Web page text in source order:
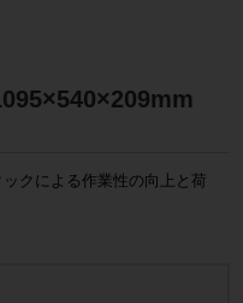
クによる作業性の向上と荷